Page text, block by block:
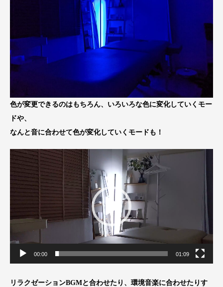
色が変更できるのはもちろん、いろいろな色に変化していくモー
ドや、
なんと音に合わせて色が変化していくモードも！
動
画
プ
レ
ー
ヤ
00:00 01:09
リラクゼーションBGMと合わせたり、環境音楽に合わせたりす